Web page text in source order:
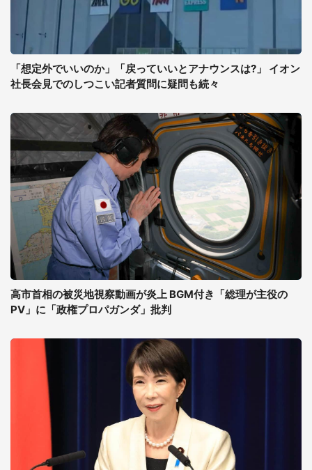
「想定外でいいのか」「戻っていいとアナウンスは?」 イオン
社長会見でのしつこい記者質問に疑問も続々
高市首相の被災地視察動画が炎上 BGM付き「総理が主役の
PV」に「政権プロパガンダ」批判